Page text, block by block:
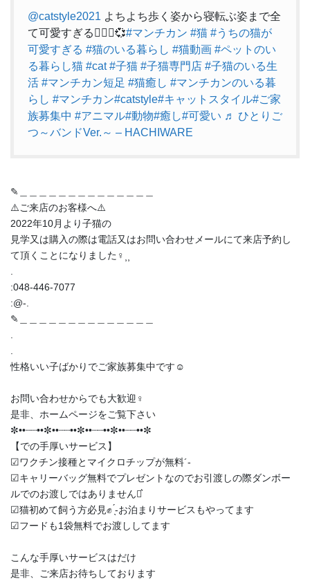
@catstyle2021 よちよち歩く姿から寝転ぶ姿まで全
て可愛すぎる🤦🏻‍♀️💞#マンチカン #猫 #うちの猫が
可愛すぎる #猫のいる暮らし #猫動画 #ペットのい
る暮らし猫 #cat #子猫 #子猫専門店 #子猫のいる生
活 #マンチカン短足 #猫癒し #マンチカンのいる暮
らし #マンチカン#catstyle#キャットスタイル#ご家
族募集中 #アニマル#動物#癒し#可愛い ♬ ひとりご
つ～バンドVer.～ – HACHIWARE
✎︎＿＿＿＿＿＿＿＿＿＿＿＿＿＿
⚠️ご来店のお客様へ⚠️
2022年10月より子猫の
見学又は購入の際は電話又はお問い合わせメールにて来店予約し
て頂くことになりました‍♀️⸒⸒
.
:048-446-7077
:@-.
✎︎＿＿＿＿＿＿＿＿＿＿＿＿＿＿
.
.
性格いい子ばかりでご家族募集中です☺️
お問い合わせからでも大歓迎‍♀️
是非、ホームページをご覧下さい
✼••┈┈••✼••┈┈••✼••┈┈••✼••┈┈••✼
【での手厚いサービス】
︎︎︎︎☑︎ワクチン接種とマイクロチップが無料︎´-
︎︎︎︎☑︎キャリーバッグ無料でプレゼントなのでお引渡しの際ダンボー
ルでのお渡しではありません‪⋆͛
︎︎︎︎☑︎猫初めて飼う方必見✊ ̖́-お泊まりサービスもやってます
︎︎︎︎☑︎フードも1袋無料でお渡ししてます
こんな手厚いサービスはだけ
是非、ご来店お待ちしております